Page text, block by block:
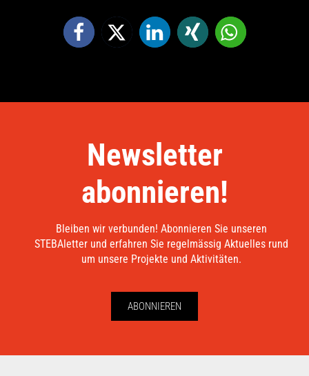
Newsletter
abonnieren!
Bleiben wir verbunden! Abonnieren Sie unseren
STEBAletter und erfahren Sie regelmässig Aktuelles rund
um unsere Projekte und Aktivitäten.
ABONNIEREN